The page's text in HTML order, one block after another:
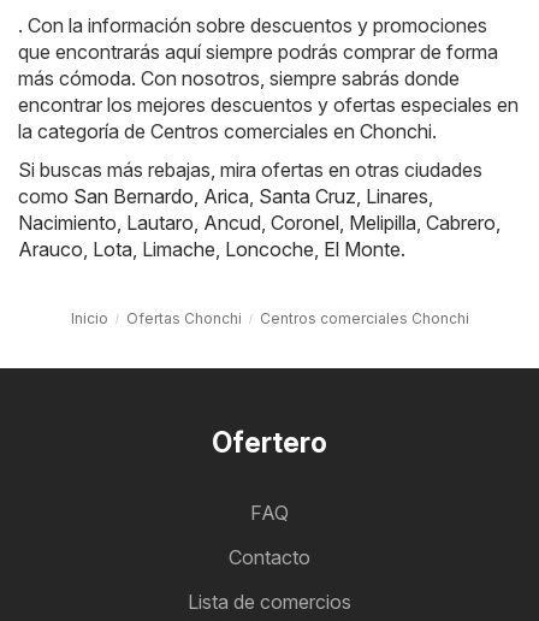
. Con la información sobre descuentos y promociones
que encontrarás aquí siempre podrás comprar de forma
más cómoda. Con nosotros, siempre sabrás donde
encontrar los mejores descuentos y ofertas especiales en
la categoría de Centros comerciales en Chonchi.
Si buscas más rebajas, mira ofertas en otras ciudades
como San Bernardo Arica Santa Cruz Linares
Nacimiento Lautaro Ancud Coronel Melipilla Cabrero
Arauco Lota Limache Loncoche El Monte.
Inicio Ofertas Chonchi Centros comerciales Chonchi
Ofertero
FAQ
Contacto
Lista de comercios